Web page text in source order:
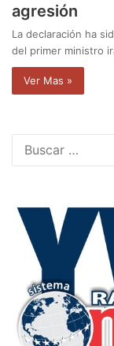
agresión
La declaración ha
del primer ministro
Ver Mas »